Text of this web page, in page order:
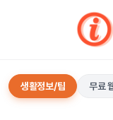
생활정보/팁 무료